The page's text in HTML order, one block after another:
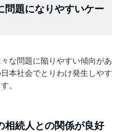
問題になりやすいケー
な問題に陥りやすい傾向があ
本社会でとりわけ発生しやす
。
相続人との関係が良好